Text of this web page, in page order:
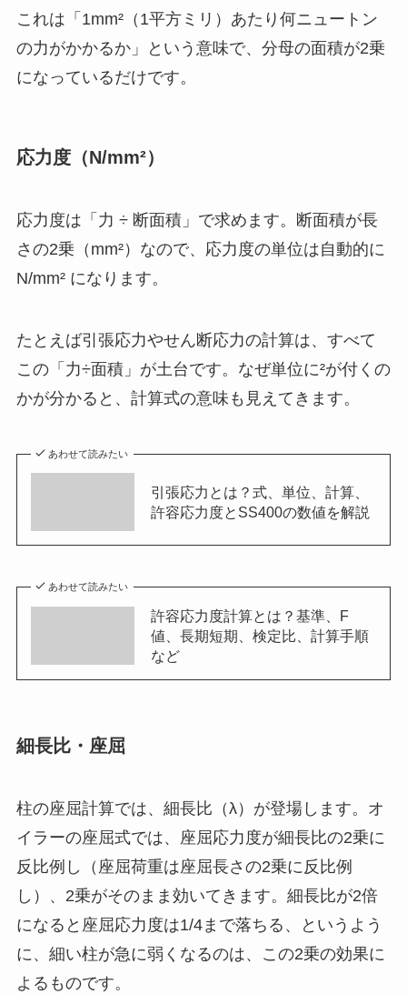
これは「1mm²（1平方ミリ）あたり何ニュートン
の力がかかるか」という意味で、分母の面積が2乗
になっているだけです。
応力度（N/mm²）
応力度は「力 ÷ 断面積」で求めます。断面積が長
さの2乗（mm²）なので、応力度の単位は自動的に
N/mm² になります。
たとえば引張応力やせん断応力の計算は、すべて
この「力÷面積」が土台です。なぜ単位に²が付くの
かが分かると、計算式の意味も見えてきます。
あわせて読みたい
引張応力とは？式、単位、計算、
許容応力度とSS400の数値を解説
あわせて読みたい
許容応力度計算とは？基準、F
値、長期短期、検定比、計算手順
など
細長比・座屈
柱の座屈計算では、細長比（λ）が登場します。オ
イラーの座屈式では、座屈応力度が細長比の2乗に
反比例し（座屈荷重は座屈長さの2乗に反比例
し）、2乗がそのまま効いてきます。細長比が2倍
になると座屈応力度は1/4まで落ちる、というよう
に、細い柱が急に弱くなるのは、この2乗の効果に
よるものです。